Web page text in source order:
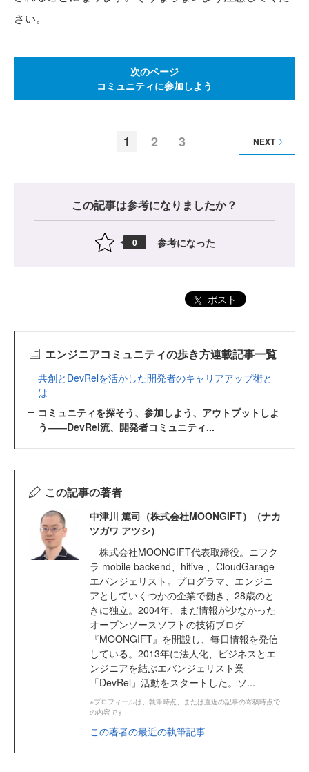
さい。
次のページ
コミュニティに参加しよう
1 2 3 NEXT
この記事は参考になりましたか？
0 参考になった
ポスト
エンジニアコミュニティの歩き方連載記事一覧
共創とDevRelを活かした開発者のキャリアアップ術と
は
コミュニティを探そう、参加しよう、アウトプットしよ
う――DevRel流、開発者コミュニティ...
この記事の著者
中津川 篤司（株式会社MOONGIFT）（ナカ
ツガワ アツシ）
株式会社MOONGIFT代表取締役。ニフク
ラ mobile backend、hifive 、CloudGarage
エバンジェリスト。プログラマ、エンジニ
アとしていくつかの企業で働き、28歳のと
きに独立。2004年、まだ情報が少なかった
オープンソースソフトの技術ブログ
『MOONGIFT』を開設し、毎日情報を発信
している。2013年に法人化、ビジネスとエ
ンジニアを結ぶエバンジェリスト業
「DevRel」活動をスタートした。ソ...
※プロフィールは、執筆時点、または直近の記事の寄稿時点で
の内容です
この著者の最近の執筆記事